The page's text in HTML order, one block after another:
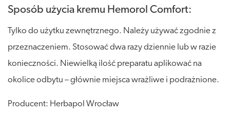
Sposób użycia kremu Hemorol Comfort:
Tylko do użytku zewnętrznego. Należy używać zgodnie z
przeznaczeniem. Stosować dwa razy dziennie lub w razie
konieczności. Niewielką ilość preparatu aplikować na
okolice odbytu – głównie miejsca wrażliwe i podrażnione.
Producent: Herbapol Wrocław